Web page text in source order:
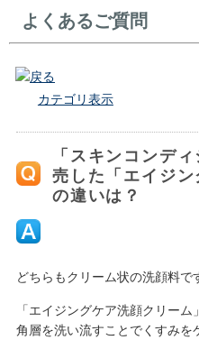
よくあるご質問
戻る
カテゴリ表示
「スキンコンデ
売した「エイジン
の違いは？
どちらもクリーム状の洗顔料で
「エイジングケア洗顔クリー
角層を洗い流すことでくすみを